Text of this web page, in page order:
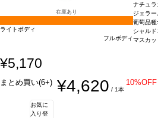
在庫あり
ライトボディ
フルボディ
ナチュ
ジェラ
葡萄品種:
シャル
マスカッ
¥5,170
まとめ買い(6+) ¥4,620 / 1本
10%OFF
お気に
入り登